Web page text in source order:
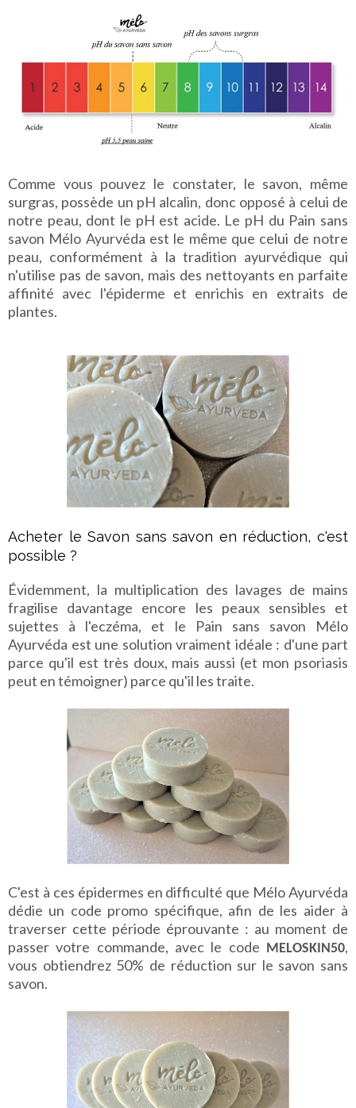
Comme vous pouvez le constater, le savon, même
surgras, possède un pH alcalin, donc opposé à celui de
notre peau, dont le pH est acide. Le pH du Pain sans
savon Mélo Ayurvéda est le même que celui de notre
peau, conformément à la tradition ayurvédique qui
n'utilise pas de savon, mais des nettoyants en parfaite
affinité avec l'épiderme et enrichis en extraits de
plantes.
Acheter le Savon sans savon en réduction, c'est
possible ?
Évidemment, la multiplication des lavages de mains
fragilise davantage encore les peaux sensibles et
sujettes à l'eczéma, et le Pain sans savon Mélo
Ayurvéda est une solution vraiment idéale : d'une part
parce qu'il est très doux, mais aussi (et mon psoriasis
peut en témoigner) parce qu'il les traite.
C'est à ces épidermes en difficulté que Mélo Ayurvéda
dédie un code promo spécifique, afin de les aider à
traverser cette période éprouvante : au moment de
passer votre commande, avec le code MELOSKIN50,
vous obtiendrez 50% de réduction sur le savon sans
savon.